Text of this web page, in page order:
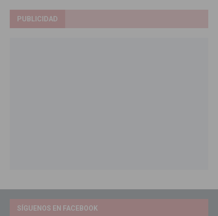
PUBLICIDAD
SÍGUENOS EN FACEBOOK